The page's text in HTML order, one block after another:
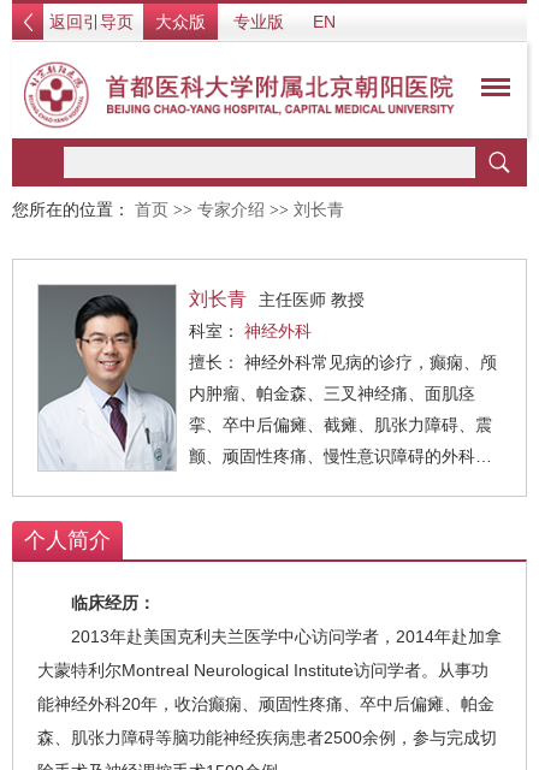
返回引导页 大众版 专业版 EN
您所在的位置： 首页 >> 专家介绍 >> 刘长青
刘长青
主任医师 教授
科室： 神经外科
擅长： 神经外科常见病的诊疗，癫痫、颅
内肿瘤、帕金森、三叉神经痛、面肌痉
挛、卒中后偏瘫、截瘫、肌张力障碍、震
颤、顽固性疼痛、慢性意识障碍的外科治
个人简介
临床经历：
2013年赴美国克利夫兰医学中心访问学者，2014年赴加拿
大蒙特利尔Montreal Neurological Institute访问学者。从事功
能神经外科20年，收治癫痫、顽固性疼痛、卒中后偏瘫、帕金
森、肌张力障碍等脑功能神经疾病患者2500余例，参与完成切